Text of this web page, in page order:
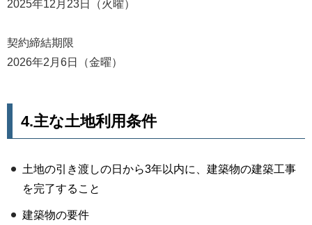
2025年12月23日（火曜）
契約締結期限
2026年2月6日（金曜）
4.主な土地利用条件
土地の引き渡しの日から3年以内に、建築物の建築工事
を完了すること
建築物の要件